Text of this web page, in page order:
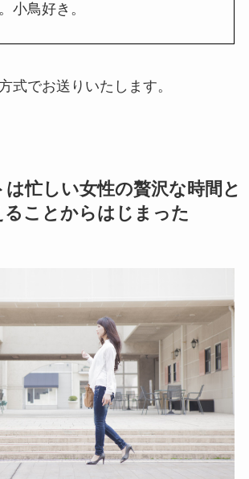
小鳥好き。
式でお送りいたします。
は忙しい女性の贅沢な時間と
ることからはじまった